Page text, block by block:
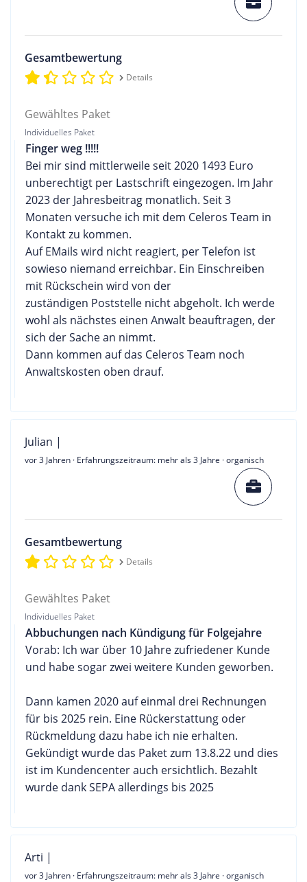
Gesamtbewertung
Details
Gewähltes Paket
Individuelles Paket
Finger weg !!!!!
Bei mir sind mittlerweile seit 2020 1493 Euro
unberechtigt per Lastschrift eingezogen. Im Jahr
2023 der Jahresbeitrag monatlich. Seit 3
Monaten versuche ich mit dem Celeros Team in
Kontakt zu kommen.
Auf EMails wird nicht reagiert, per Telefon ist
sowieso niemand erreichbar. Ein Einschreiben
mit Rückschein wird von der
zuständigen Poststelle nicht abgeholt. Ich werde
wohl als nächstes einen Anwalt beauftragen, der
sich der Sache an nimmt.
Dann kommen auf das Celeros Team noch
Anwaltskosten oben drauf.
Julian |
vor 3 Jahren · Erfahrungszeitraum: mehr als 3 Jahre · organisch
Gesamtbewertung
Details
Gewähltes Paket
Individuelles Paket
Abbuchungen nach Kündigung für Folgejahre
Vorab: Ich war über 10 Jahre zufriedener Kunde
und habe sogar zwei weitere Kunden geworben.
Dann kamen 2020 auf einmal drei Rechnungen
für bis 2025 rein. Eine Rückerstattung oder
Rückmeldung dazu habe ich nie erhalten.
Gekündigt wurde das Paket zum 13.8.22 und dies
ist im Kundencenter auch ersichtlich. Bezahlt
wurde dank SEPA allerdings bis 2025
Arti |
vor 3 Jahren · Erfahrungszeitraum: mehr als 3 Jahre · organisch